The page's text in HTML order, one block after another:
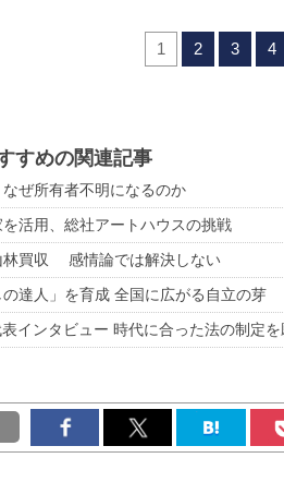
1 2 3 4
すめの関連記事
ぜ所有者不明になるのか
活用、総社アートハウスの挑戦
林買収 感情論では解決しない
の達人」を育成 全国に広がる自立の芽
インタビュー 時代に合った法の制定を